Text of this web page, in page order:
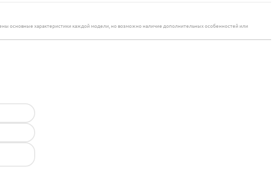
основные характеристики каждой модели, но возможно наличие дополнительных особенностей или